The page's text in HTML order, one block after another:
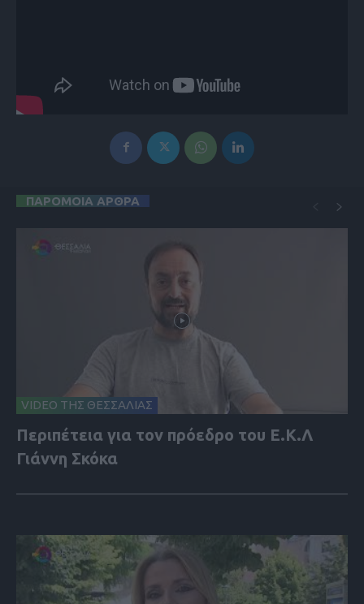
ΠΑΡΟΜΟΙΑ ΑΡΘΡΑ
VIDEO ΤΗΣ ΘΕΣΣΑΛΙΑΣ
Περιπέτεια για τον πρόεδρο του Ε.Κ.Λ
Γιάννη Σκόκα